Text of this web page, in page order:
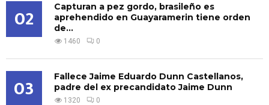
02
Capturan a pez gordo, brasileño es
aprehendido en Guayaramerin tiene orden
de...
1460 0
03
Fallece Jaime Eduardo Dunn Castellanos,
padre del ex precandidato Jaime Dunn
1320 0